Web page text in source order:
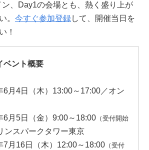
、Day1の会場とも、熱く盛り上が
。 今すぐ参加登録して、開催当日を
！
ント概要
6月4日（木）13:00～17:00／オン
日（金）9:00～18:00 （受付開始
ンスパークタワー東京
7月16日（木）12:00～18:00 （受付